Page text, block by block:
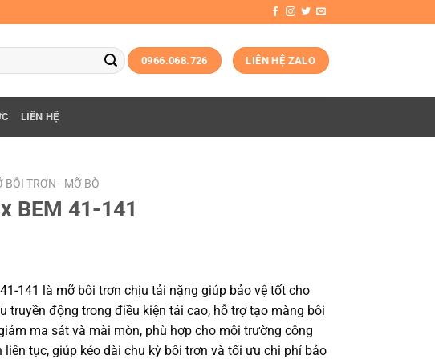
0966.068.726 LIÊN HỆ ZALO
LIÊN HỆ
BÔI TRƠN - MỠ BÒ
BEM 41-141
141 là mỡ bôi trơn chịu tải nặng giúp bảo vệ tốt cho
truyền động trong điều kiện tải cao, hỗ trợ tạo màng bôi
ma sát và mài mòn, phù hợp cho môi trường công
liên tục, giúp kéo dài chu kỳ bôi trơn và tối ưu chi phí bảo